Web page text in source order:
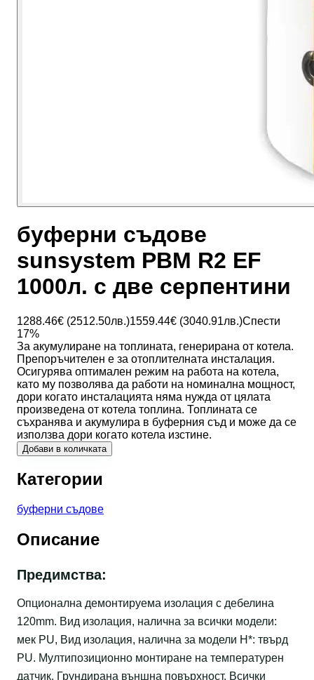
буферни съдове
sunsystem PBM R2 EF
1000л. с две серпентини
1288.46€ (2512.50лв.)1559.44€ (3040.91лв.)Спести
17%
За акумулиране на топлината, генерирана от котела.
Препоръчителен е за отоплителната инсталация.
Осигурява оптимален режим на работа на котела,
като му позволява да работи на номинална мощност,
дори когато инсталацията няма нужда от цялата
произведена от котела топлина. Топлината се
съхранява и акумулира в буферния съд и може да се
използва дори когато котела изстине.
Добави в количката
Категории
буферни съдове
Описание
Предимства:
Опционална демонтируема изолация с дебелина
120mm. Вид изолация, налична за всички модели:
мек PU, Вид изолация, налична за модели Н*: твърд
PU. Мултипозиционно монтиране на температурен
датчик. Грундирана външна повърхност. Всички